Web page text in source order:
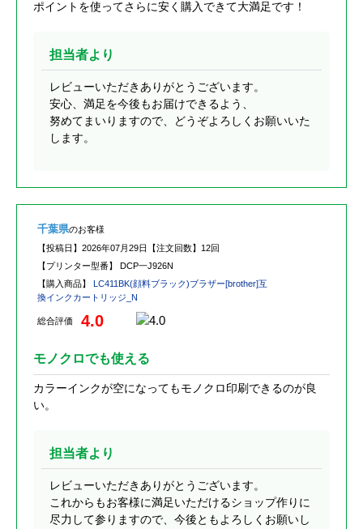
ポイントを使ってさらに安く購入できて大満足です！
担当者より
レビューいただきありがとうございます。
安心、満足を今後もお届けできるよう、
努めてまいりますので、どうぞよろしくお願いいた
します。
千葉県のお客様
【投稿日】 2026年07月29日 【注文回数】 12回
【プリンター型番】 DCP一J926N
【購入商品】 LC411BK(顔料ブラック)ブラザー[brother]互
換インクカートリッジ_N
総合評価 4.0
モノクロでも使える
カラーインクが空になってもモノクロ印刷できるのが良
い。
担当者より
レビューいただきありがとうございます。
これからもお客様に満足いただけるショップ作りに
尽力して参りますので、今後ともよろしくお願いし